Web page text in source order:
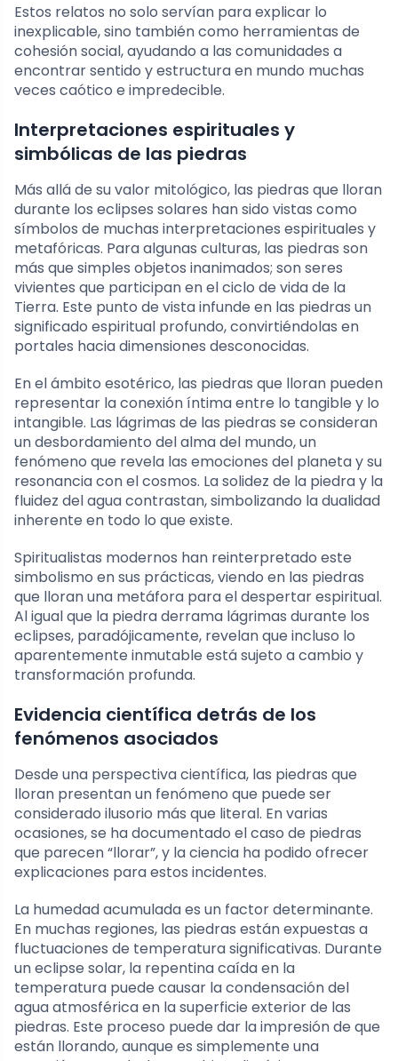
Estos relatos no solo servían para explicar lo
inexplicable, sino también como herramientas de
cohesión social, ayudando a las comunidades a
encontrar sentido y estructura en mundo muchas
veces caótico e impredecible.
Interpretaciones espirituales y
simbólicas de las piedras
Más allá de su valor mitológico, las piedras que lloran
durante los eclipses solares han sido vistas como
símbolos de muchas interpretaciones espirituales y
metafóricas. Para algunas culturas, las piedras son
más que simples objetos inanimados; son seres
vivientes que participan en el ciclo de vida de la
Tierra. Este punto de vista infunde en las piedras un
significado espiritual profundo, convirtiéndolas en
portales hacia dimensiones desconocidas.
En el ámbito esotérico, las piedras que lloran pueden
representar la conexión íntima entre lo tangible y lo
intangible. Las lágrimas de las piedras se consideran
un desbordamiento del alma del mundo, un
fenómeno que revela las emociones del planeta y su
resonancia con el cosmos. La solidez de la piedra y la
fluidez del agua contrastan, simbolizando la dualidad
inherente en todo lo que existe.
Spiritualistas modernos han reinterpretado este
simbolismo en sus prácticas, viendo en las piedras
que lloran una metáfora para el despertar espiritual.
Al igual que la piedra derrama lágrimas durante los
eclipses, paradójicamente, revelan que incluso lo
aparentemente inmutable está sujeto a cambio y
transformación profunda.
Evidencia científica detrás de los
fenómenos asociados
Desde una perspectiva científica, las piedras que
lloran presentan un fenómeno que puede ser
considerado ilusorio más que literal. En varias
ocasiones, se ha documentado el caso de piedras
que parecen “llorar”, y la ciencia ha podido ofrecer
explicaciones para estos incidentes.
La humedad acumulada es un factor determinante.
En muchas regiones, las piedras están expuestas a
fluctuaciones de temperatura significativas. Durante
un eclipse solar, la repentina caída en la
temperatura puede causar la condensación del
agua atmosférica en la superficie exterior de las
piedras. Este proceso puede dar la impresión de que
están llorando, aunque es simplemente una